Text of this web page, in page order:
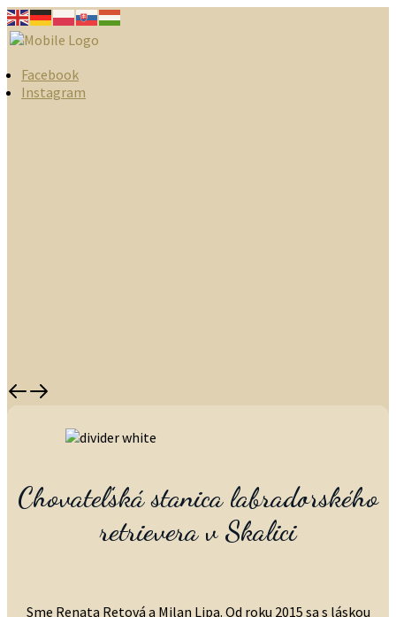
Facebook
Instagram
Chovateľská stanica labradorského
retrievera v Skalici
Sme Renata Retová a Milan Lipa. Od roku 2015 sa s láskou